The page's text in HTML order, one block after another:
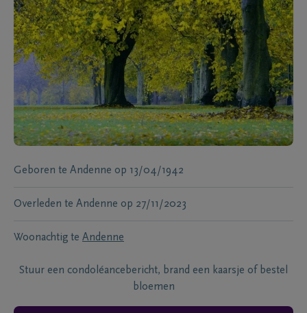
Geboren te Andenne op 13/04/1942
Overleden te Andenne op 27/11/2023
Woonachtig te Andenne
Stuur een condoléancebericht, brand een kaarsje of bestel
bloemen